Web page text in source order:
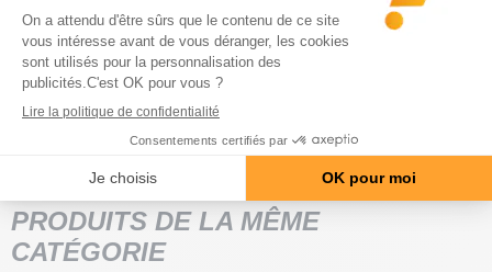
responsable de la vasodilatation et d'une super congestion.
Alors n'attends plus et fonce !
Disponible en saveurs : Cola ,Tutti
Poids Net : 8,5 g
Produit avec édulcorant(s)
PRODUITS DE LA MÊME
CATÉGORIE